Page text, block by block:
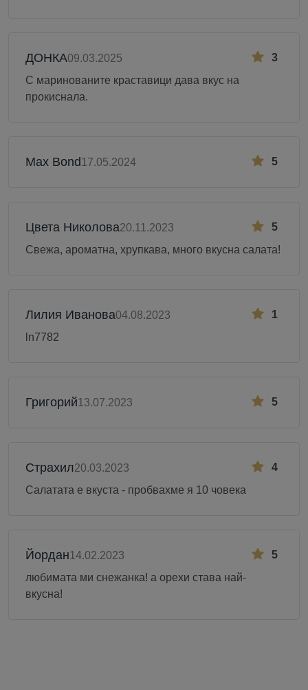
3
ДОНКА09.03.2025
С маринованите краставици дава вкус на
прокиснала.
5
Max Bond17.05.2024
5
Цвета Николова20.11.2023
Свежа, ароматна, хрупкава, много вкусна салата!
1
Лилия Иванова04.08.2023
ln7782
5
Григорий13.07.2023
4
Страхил20.03.2023
Салатата е вкуста - пробвахме я 10 човека
5
Йордан14.02.2023
любимата ми снежанка! а орехи става най-
вкусна!